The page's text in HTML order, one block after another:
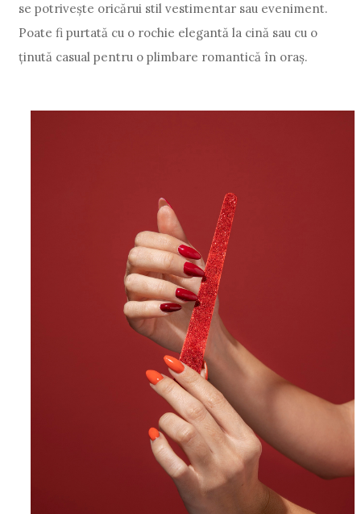
se potrivește oricărui stil vestimentar sau eveniment.
Poate fi purtată cu o rochie elegantă la cină sau cu o
ținută casual pentru o plimbare romantică în oraș.